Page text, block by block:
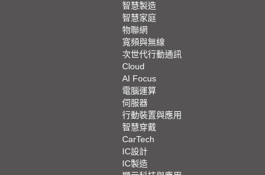
智慧製造
智慧家庭
物聯網
寬頻與無線
次世代行動通訊
Cloud
AI Focus
電腦運算
伺服器
行動裝置與應用
智慧穿戴
CarTech
IC設計
IC製造